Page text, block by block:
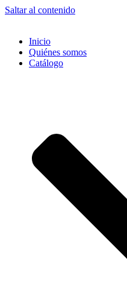
Saltar al contenido
Inicio
Quiénes somos
Catálogo